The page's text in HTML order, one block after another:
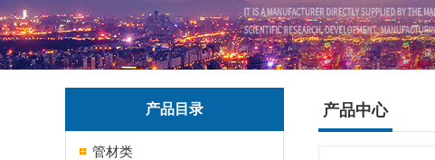
产品目录
管材类
产品中心